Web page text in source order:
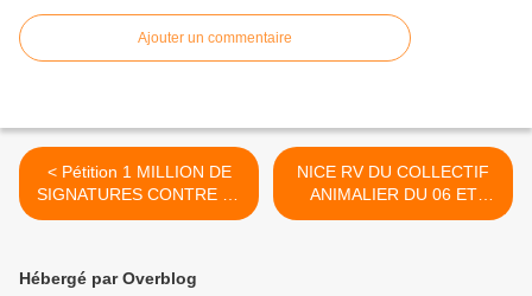
Ajouter un commentaire
< Pétition 1 MILLION DE
SIGNATURES CONTRE LA
CHASSE A COURRE le
de chasse sur Galgos
NICE RV DU COLLECTIF
ANIMALIER DU 06 ET
JUSTICE POUR LES
Hébergé par Overblog